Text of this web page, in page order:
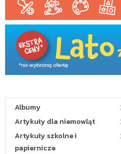
Albumy
Artykuły dla niemowląt
Artykuły szkolne i
papiernicze